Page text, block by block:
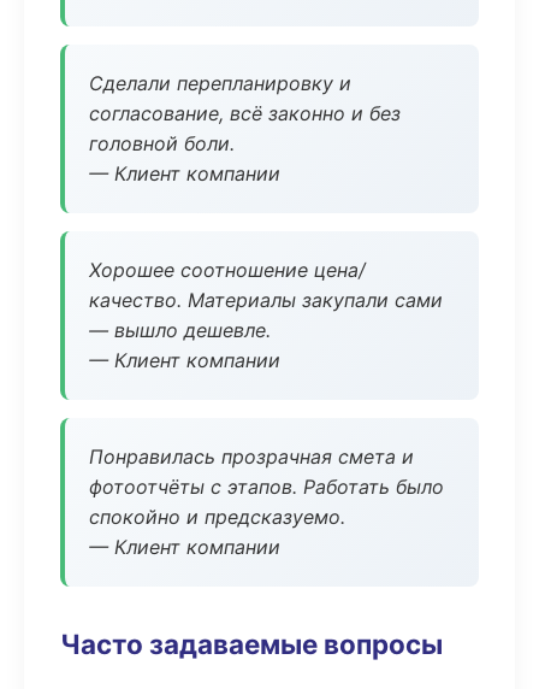
Сделали перепланировку и
согласование, всё законно и без
головной боли.
— Клиент компании
Хорошее соотношение цена/
качество. Материалы закупали сами
— вышло дешевле.
— Клиент компании
Понравилась прозрачная смета и
фотоотчёты с этапов. Работать было
спокойно и предсказуемо.
— Клиент компании
Часто задаваемые вопросы